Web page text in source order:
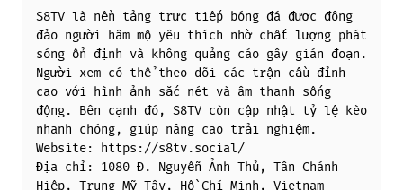
S8TV là nền tảng trực tiếp bóng đá được đông
đảo người hâm mộ yêu thích nhờ chất lượng phát
sóng ổn định và không quảng cáo gây gián đoạn.
Người xem có thể theo dõi các trận cầu đỉnh
cao với hình ảnh sắc nét và âm thanh sống
động. Bên cạnh đó, S8TV còn cập nhật tỷ lệ kèo
nhanh chóng, giúp nâng cao trải nghiệm.
Website: https://s8tv.social/
Địa chỉ: 1080 Đ. Nguyễn Ảnh Thủ, Tân Chánh